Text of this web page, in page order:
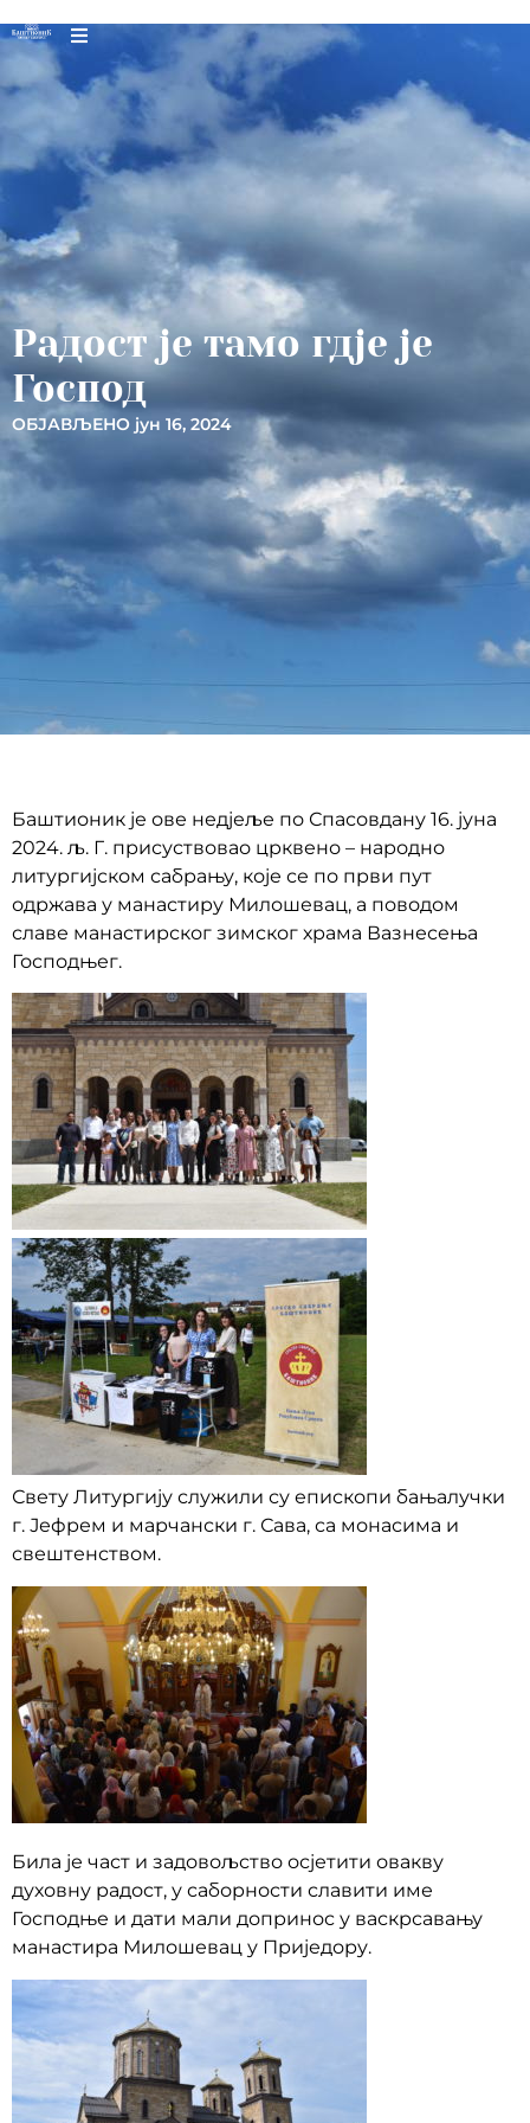
Радост је тамо гдје је
Господ
ОБЈАВЉЕНО јун 16, 2024
Баштионик је ове недјеље по Спасовдану 16. јуна
2024. љ. Г. присуствовао црквено – народно
литургијском сабрању, које се по први пут
одржава у манастиру Милошевац, а поводом
славе манастирског зимског храма Вазнесења
Господњег.
Свету Литургију служили су епископи бањалучки
г. Јефрем и марчански г. Сава, са монасима и
свештенством.
Била је част и задовољство осјетити овакву
духовну радост, у саборности славити име
Господње и дати мали допринос у васкрсавању
манастира Милошевац у Приједору.